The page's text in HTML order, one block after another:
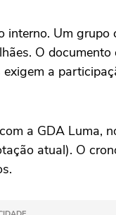
Um
O
a
a GDA Luma,
atual). O